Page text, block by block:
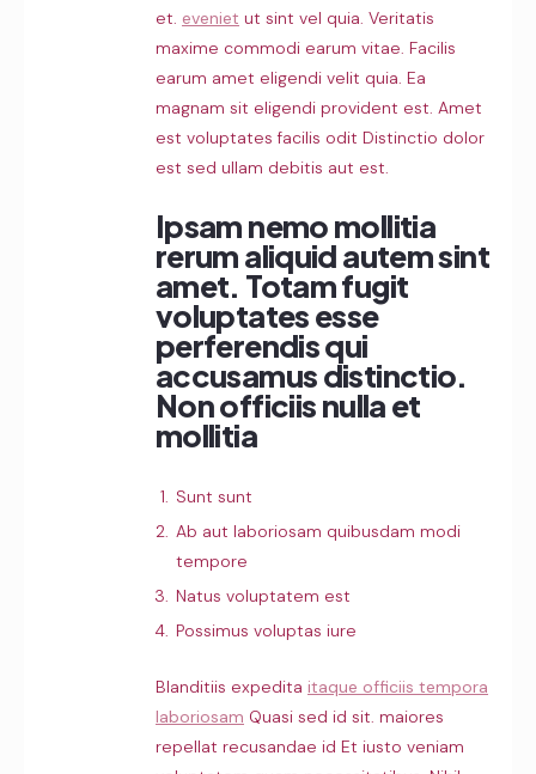
et. eveniet ut sint vel quia. Veritatis
maxime commodi earum vitae. Facilis
earum amet eligendi velit quia. Ea
magnam sit eligendi provident est. Amet
est voluptates facilis odit Distinctio dolor
est sed ullam debitis aut est.
Ipsam nemo mollitia
rerum aliquid autem sint
amet. Totam fugit
voluptates esse
perferendis qui
accusamus distinctio.
Non officiis nulla et
mollitia
Sunt sunt
Ab aut laboriosam quibusdam modi
tempore
Natus voluptatem est
Possimus voluptas iure
Blanditiis expedita itaque officiis tempora
laboriosam Quasi sed id sit. maiores
repellat recusandae id Et iusto veniam